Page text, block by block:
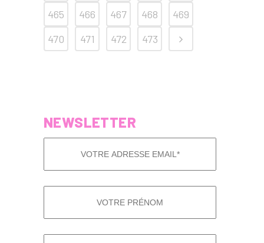
465 466 467 468
469
470
471 472 473
NEWSLETTER